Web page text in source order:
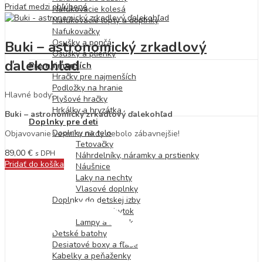
Nafukovacie kolesá
Nafukovacie lopty a doplnky
Nafukovačky
Osušky a pončá
Osušky a plienky
Pre najmenších
Hračky pre najmenších
Podložky na hranie
Plyšové hračky
Hrkálky a hryzátka
Doplnky pre deti
Doplnky na telo
Tetovačky
Náhrdelníky, náramky a prstienky
Náušnice
Laky na nechty
Vlasové doplnky
Doplnky do detskej izby
Detský nábytok
Lampy a baterky
Detské batohy
Desiatové boxy a fľaše
Kabelky a peňaženky
Pridať medzi obľúbené
Buki – astronomický zrkadlový
ďalekohľad
Hlavné body:
Buki – astronomický zrkadlový ďalekohľad
Objavovanie vesmíru nikdy nebolo zábavnejšie!
89,00 € s DPH
Pridať do košíka